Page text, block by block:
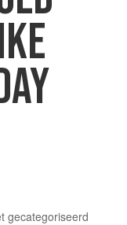
gecategoriseerd